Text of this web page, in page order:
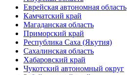
Еврейская автономная область
Камчатский край
Магаданская область
Приморский край
Республика Саха (Якутия)
Сахалинская область
Хабаровский край
Чукотский автономный округ